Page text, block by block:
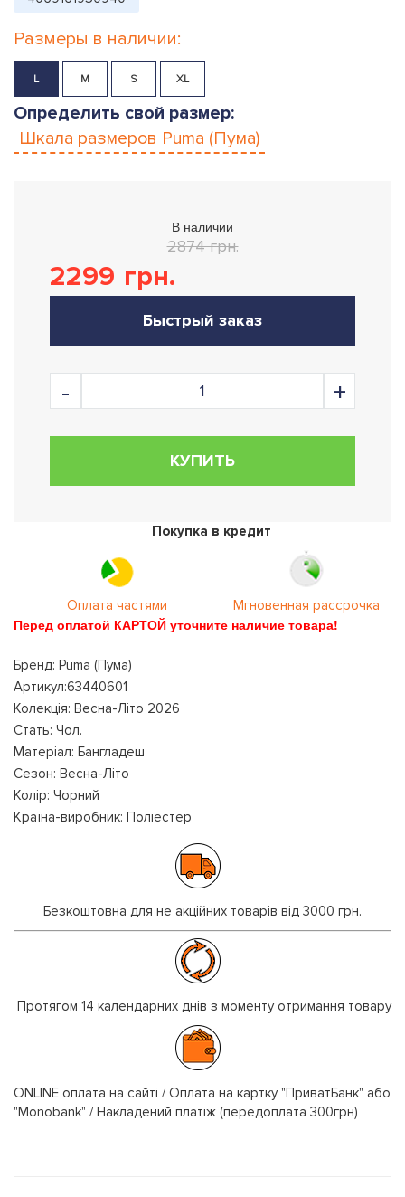
Размеры в наличии:
L M S XL
Определить свой размер:
Шкала размеров Puma (Пума)
В наличии
2874 грн.
2299 грн.
Быстрый заказ
КУПИТЬ
Покупка в кредит
Оплата частями Мгновенная рассрочка
Перед оплатой КАРТОЙ уточните наличие товара!
Бренд: Puma (Пума)
Артикул:63440601
Колекція: Весна-Літо 2026
Стать: Чол.
Матеріал: Бангладеш
Сезон: Весна-Літо
Колір: Чорний
Країна-виробник: Поліестер
Безкоштовна для не акційних товарів від 3000 грн.
Протягом 14 календарних днів з моменту отримання товару
ONLINE оплата на сайті / Оплата на картку "ПриватБанк" або
"Monobank" / Накладений платіж (передоплата 300грн)